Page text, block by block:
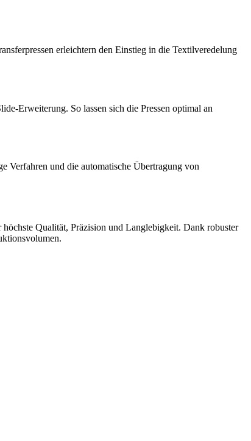
erleichtern den Einstieg in die Textilveredelung
Erweiterung. So lassen sich die Pressen optimal an
Verfahren und die automatische Übertragung von
Qualität, Präzision und Langlebigkeit. Dank robuster